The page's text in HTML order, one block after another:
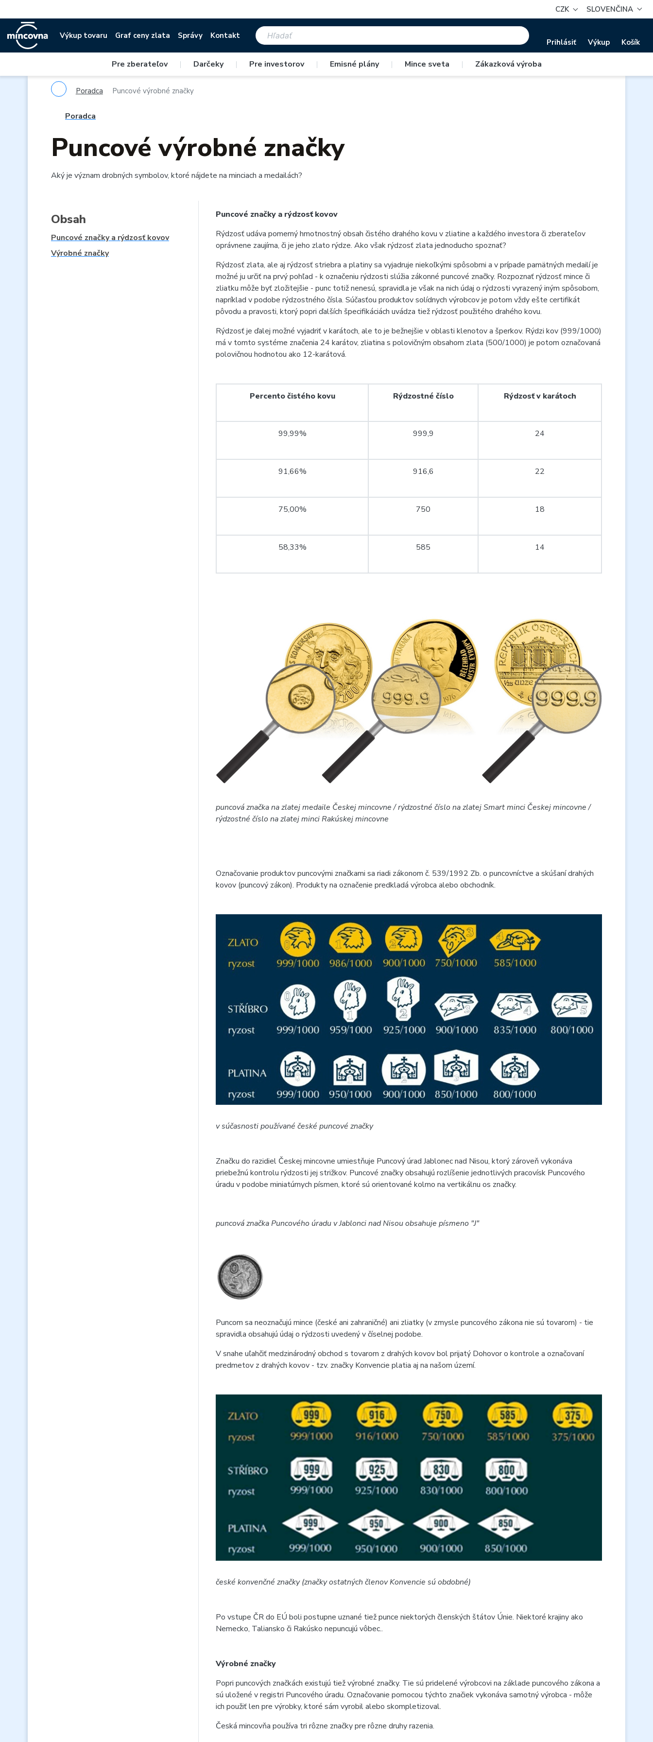
CZK SLOVENČINA
Výkup tovaru Graf ceny zlata Správy Kontakt
Prihlásiť Výkup Košík
Pre zberateľov | Darčeky | Pre investorov | Emisné plány | Mince sveta | Zákazková výroba
Poradca Puncové výrobné značky
Poradca
Puncové výrobné značky
Aký je význam drobných symbolov, ktoré nájdete na minciach a medailách?
Obsah
Puncové značky a rýdzosť kovov
Výrobné značky
Puncové značky a rýdzosť kovov
Rýdzosť udáva pomerný hmotnostný obsah čistého drahého kovu v zliatine a každého investora či zberateľov
oprávnene zaujíma, či je jeho zlato rýdze. Ako však rýdzosť zlata jednoducho spoznať?
Rýdzosť zlata, ale aj rýdzosť striebra a platiny sa vyjadruje niekoľkými spôsobmi a v prípade pamätných medailí je
možné ju určiť na prvý pohľad - k označeniu rýdzosti slúžia zákonné puncové značky. Rozpoznať rýdzosť mince či
zliatku môže byť zložitejšie - punc totiž nenesú, spravidla je však na nich údaj o rýdzosti vyrazený iným spôsobom,
napríklad v podobe rýdzostného čísla. Súčasťou produktov solídnych výrobcov je potom vždy ešte certifikát
pôvodu a pravosti, ktorý popri ďalších špecifikáciách uvádza tiež rýdzosť použitého drahého kovu.
Rýdzosť je ďalej možné vyjadriť v karátoch, ale to je bežnejšie v oblasti klenotov a šperkov. Rýdzi kov (999/1000)
má v tomto systéme značenia 24 karátov, zliatina s polovičným obsahom zlata (500/1000) je potom označovaná
polovičnou hodnotou ako 12-karátová.
Percento čistého kovu Rýdzostné číslo Rýdzosť v karátoch
99,99% 999,9 24
91,66% 916,6 22
75,00% 750 18
58,33% 585 14
puncová značka na zlatej medaile Českej mincovne / rýdzostné číslo na zlatej Smart minci Českej mincovne /
rýdzostné číslo na zlatej minci Rakúskej mincovne
Označovanie produktov puncovými značkami sa riadi zákonom č. 539/1992 Zb. o puncovníctve a skúšaní drahých
kovov (puncový zákon). Produkty na označenie predkladá výrobca alebo obchodník.
v súčasnosti používané české puncové značky
Značku do razidiel Českej mincovne umiestňuje Puncový úrad Jablonec nad Nisou, ktorý zároveň vykonáva
priebežnú kontrolu rýdzosti jej strižkov. Puncové značky obsahujú rozlíšenie jednotlivých pracovísk Puncového
úradu v podobe miniatúrnych písmen, ktoré sú orientované kolmo na vertikálnu os značky.
puncová značka Puncového úradu v Jablonci nad Nisou obsahuje písmeno "J"
Puncom sa neoznačujú mince (české ani zahraničné) ani zliatky (v zmysle puncového zákona nie sú tovarom) - tie
spravidla obsahujú údaj o rýdzosti uvedený v číselnej podobe.
V snahe uľahčiť medzinárodný obchod s tovarom z drahých kovov bol prijatý Dohovor o kontrole a označovaní
predmetov z drahých kovov - tzv. značky Konvencie platia aj na našom území.
české konvenčné značky (značky ostatných členov Konvencie sú obdobné)
Po vstupe ČR do EÚ boli postupne uznané tiež punce niektorých členských štátov Únie. Niektoré krajiny ako
Nemecko, Taliansko či Rakúsko nepuncujú vôbec..
Výrobné značky
Popri puncových značkách existujú tiež výrobné značky. Tie sú pridelené výrobcovi na základe puncového zákona a
sú uložené v registri Puncového úradu. Označovanie pomocou týchto značiek vykonáva samotný výrobca - môže
ich použiť len pre výrobky, ktoré sám vyrobil alebo skompletizoval.
Česká mincovňa používa tri rôzne značky pre rôzne druhy razenia.